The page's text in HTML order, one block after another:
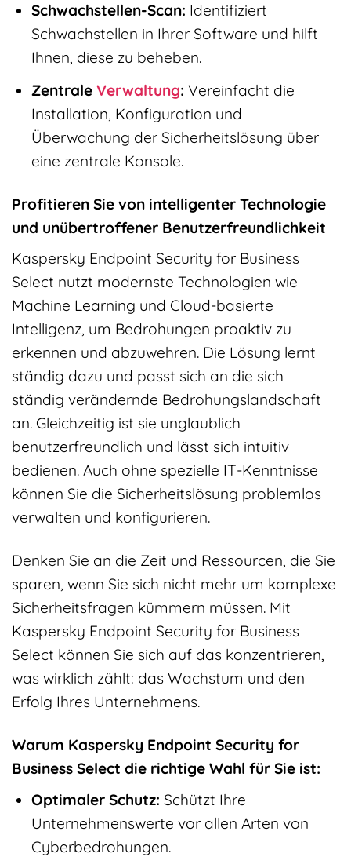
Schwachstellen-Scan: Identifiziert
Schwachstellen in Ihrer Software und hilft
Ihnen, diese zu beheben.
Zentrale Verwaltung: Vereinfacht die
Installation, Konfiguration und
Überwachung der Sicherheitslösung über
eine zentrale Konsole.
Profitieren Sie von intelligenter Technologie
und unübertroffener Benutzerfreundlichkeit
Kaspersky Endpoint Security for Business
Select nutzt modernste Technologien wie
Machine Learning und Cloud-basierte
Intelligenz, um Bedrohungen proaktiv zu
erkennen und abzuwehren. Die Lösung lernt
ständig dazu und passt sich an die sich
ständig verändernde Bedrohungslandschaft
an. Gleichzeitig ist sie unglaublich
benutzerfreundlich und lässt sich intuitiv
bedienen. Auch ohne spezielle IT-Kenntnisse
können Sie die Sicherheitslösung problemlos
verwalten und konfigurieren.
Denken Sie an die Zeit und Ressourcen, die Sie
sparen, wenn Sie sich nicht mehr um komplexe
Sicherheitsfragen kümmern müssen. Mit
Kaspersky Endpoint Security for Business
Select können Sie sich auf das konzentrieren,
was wirklich zählt: das Wachstum und den
Erfolg Ihres Unternehmens.
Warum Kaspersky Endpoint Security for
Business Select die richtige Wahl für Sie ist:
Optimaler Schutz: Schützt Ihre
Unternehmenswerte vor allen Arten von
Cyberbedrohungen.